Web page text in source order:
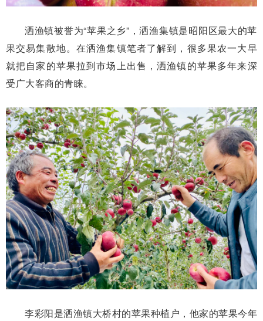
洒渔镇被誉为“苹果之乡”，洒渔集镇是昭阳区最大的苹
果交易集散地。在洒渔集镇笔者了解到，很多果农一大早
就把自家的苹果拉到市场上出售，洒渔镇的苹果多年来深
受广大客商的青睐。
李彩阳是洒渔镇大桥村的苹果种植户，他家的苹果今年